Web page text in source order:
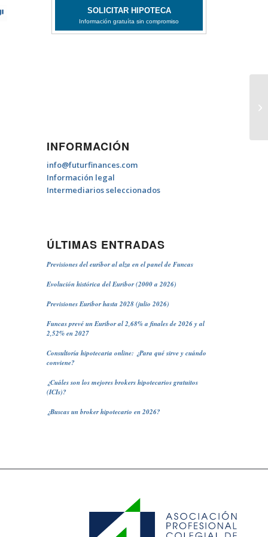
INFORMACIÓN
info@futurfinances.com
Información legal
Intermediarios seleccionados
ÚLTIMAS ENTRADAS
Previsiones del euríbor al alza en el panel de Funcas
Evolución histórica del Euribor (2000 a 2026)
Previsiones Euribor hasta 2028 (julio 2026)
Funcas prevé un Euribor al 2,68% a finales de 2026 y al
2,52% en 2027
Consultoría hipotecaria online: ¿Para qué sirve y cuándo
conviene?
¿Cuáles son los mejores brokers hipotecarios gratuitos
(ICIs)?
¿Buscas un broker hipotecario en 2026?